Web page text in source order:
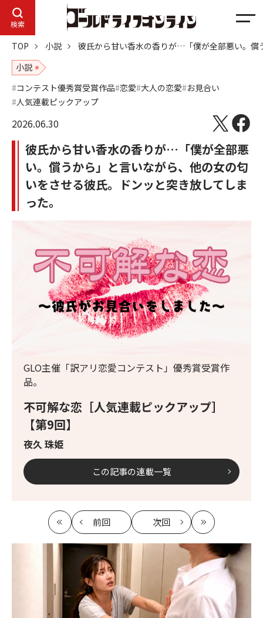
検索
メ
ニ
ュ
TOP 小説
彼氏から甘い香水の香りが…「僕が全部悪い。償
小説
コンテスト優秀賞受賞作品 恋愛 大人の恋愛 お見合い
人気連載ピックアップ
2026.06.30
彼氏から甘い香水の香りが…「僕が全部悪
い。償うから」と言いながら、他の女の匂
いをさせる彼氏。ドンッと突き放してしま
った。
不可解な恋［人気連載ピックアップ］
【第9回】
夜久 珠姫
GLO主催「訳アリ恋愛コンテスト」優秀賞受賞作
品。
この記事の連載一覧
最
初
前回
記
事
へ
次回
記
へ
最
新